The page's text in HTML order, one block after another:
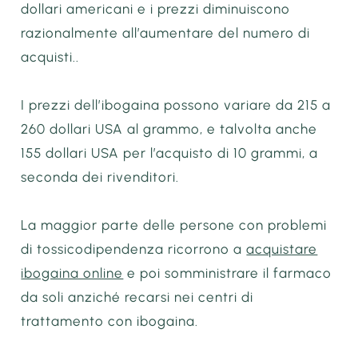
dollari americani e i prezzi diminuiscono
razionalmente all’aumentare del numero di
acquisti..
I prezzi dell’ibogaina possono variare da 215 a
260 dollari USA al grammo, e talvolta anche
155 dollari USA per l’acquisto di 10 grammi, a
seconda dei rivenditori.
La maggior parte delle persone con problemi
di tossicodipendenza ricorrono aacquistare
ibogaina online e poi somministrare il farmaco
da soli anziché recarsi nei centri di
trattamento con ibogaina.